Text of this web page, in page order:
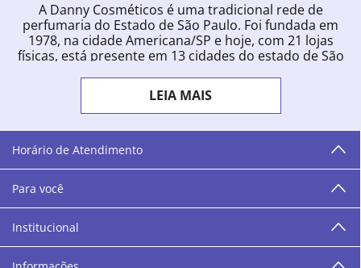
A Danny Cosméticos é uma tradicional rede de
perfumaria do Estado de São Paulo. Foi fundada em
1978, na cidade Americana/SP e hoje, com 21 lojas
físicas, está presente em 13 cidades do estado de São
começou a vender para todo o território brasileiro.
Com uma infinidade de marcas e a filosofia de vender
produtos que vão do popular ao luxo, a Danny
Cosméticos mantém parceria com aproximadamente
300 grandes fornecedores e lançamentos diários na
área de beleza. São 12 centros técnicos que oferecem
programação semanal de cursos e encontros.
“O varejo corre nas nossas veias como nossos valores
humanos, éticos e morais. E que o branco e o azul anil,
LEIA MAIS
Horário de Atendimento
Para você
Institucional